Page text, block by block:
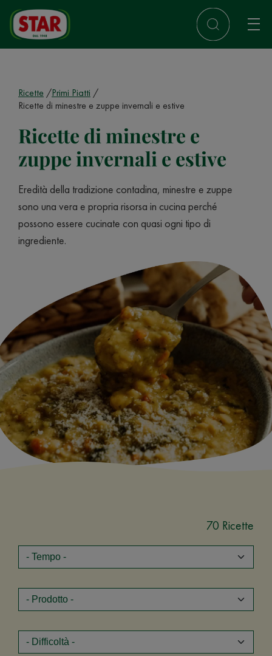
Ricette
Primi Piatti
Ricette di minestre e zuppe invernali e estive
Ricette di minestre e
zuppe invernali e estive
Eredità della tradizione contadina, minestre e zuppe
sono una vera e propria risorsa in cucina perché
possono essere cucinate con quasi ogni tipo di
ingrediente.
70 Ricette